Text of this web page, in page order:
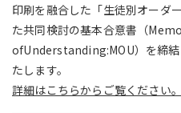
印刷を融合した「生徒別オーダ
た共同検討の基本合意書（
ofUnderstanding:MOU）を締結
たします。
詳細はこちらからご覧ください。